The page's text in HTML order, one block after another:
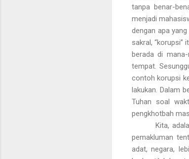
tanpa benar-
menjadi
dengan apa
sakral, “korupsi”
berada di
tempat.
contoh korupsi
lakukan. Dalam
Tuhan soal
pengkhotbah
Kita,
pemakluman
adat, negara,